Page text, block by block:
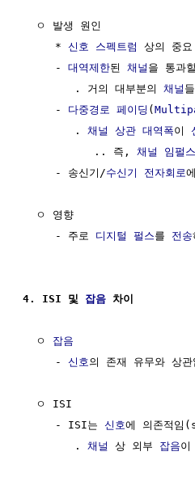
  ㅇ 발생 원인
     *
신호 스펙트럼
상의 중
     -
대역제한된 채널 을 통과
        . 거의 대부분의
채널
     -
다중경로 페이딩 (
        .
채널 상관 대역폭이
           .. 즉,
채널 임펄
     - 송신기/
수신기 전자회로
  ㅇ 영향
     - 주로
디지털 펄스를 전송
4. ISI 및 잡음 차이
  ㅇ
잡음
     -
신호의 존재 유무와 상
  ㅇ ISI
     - ISI는
신호에 의존적
        .
채널 상 외부 잡음이